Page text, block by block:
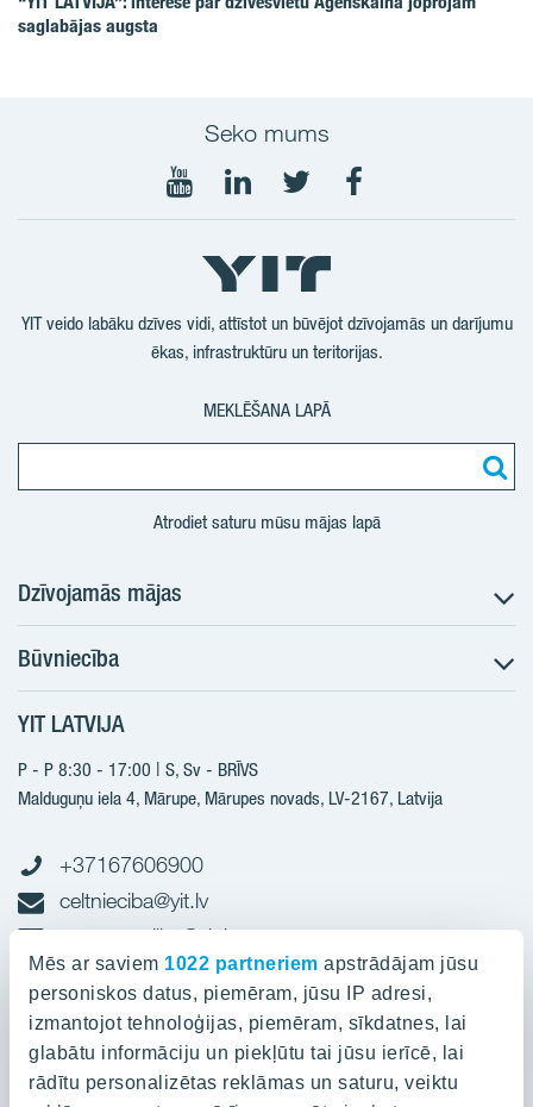
Mēs ar saviem 1022 partneriem apstrādājam jūsu
personiskos datus, piemēram, jūsu IP adresi,
izmantojot tehnoloģijas, piemēram, sīkdatnes, lai
glabātu informāciju un piekļūtu tai jūsu ierīcē, lai
rādītu personalizētas reklāmas un saturu, veiktu
saglabājas augsta
Seko mums
Seko
mums
YouTube
Seko
mums
LinkedIn
Seko
mums
Twitter
Seko
YIT veido labāku dzīves vidi, attīstot un būvējot dzīvojamās un darījumu
ēkas, infrastruktūru un teritorijas.
MEKLĒŠANA LAPĀ
Atrodiet saturu mūsu mājas lapā
Dzīvojamās mājas
Meklēt dzīvokli
Nākotnes projekti
Pārdošanas informācija
YIT Plus
Kontakti
Būvniecība
Būvniecība
Jaunie projekti
Realizētie projekti
YIT LATVIJA
P - P 8:30 - 17:00 | S, Sv - BRĪVS
Malduguņu iela 4, Mārupe, Mārupes novads, LV-2167, Latvija
+37167606900
celtnieciba@yit.lv
gramatvediba@yit.lv
Rekvīziti
Projekti